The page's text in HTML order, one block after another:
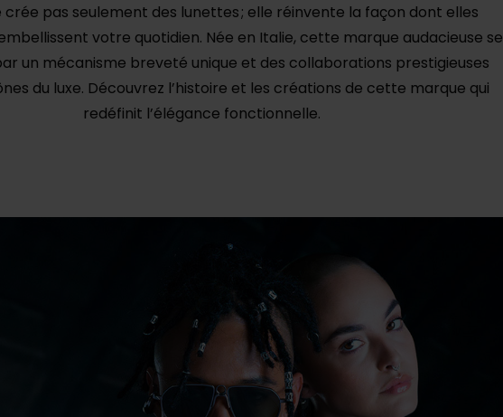
crée pas seulement des lunettes ; elle réinvente la façon dont elles
votre quotidien. Née en Italie, cette marque audacieuse se
un mécanisme breveté unique et des collaborations prestigieuses
du luxe. Découvrez l’histoire et les créations de cette marque qui
redéfinit l’élégance fonctionnelle.